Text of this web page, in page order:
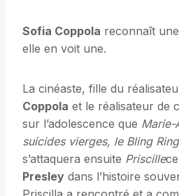
Sofia Coppola reconnaît
elle en voit une.
La cinéaste, fille du
Coppola et le réalisateur de
sur l’adolescence que Marie-
suicides vierges, le Bling Ring
s’attaquera ensuite Priscille
Presley dans l’histoire